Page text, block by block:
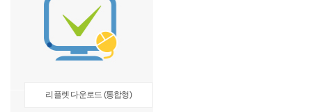
리플렛 다운로드 (통합형)